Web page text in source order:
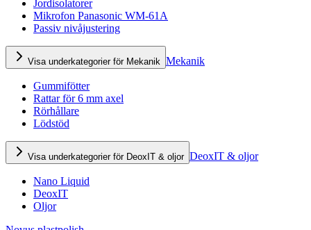
Jordisolatorer
Mikrofon Panasonic WM-61A
Passiv nivåjustering
Visa underkategorier för Mekanik Mekanik
Gummifötter
Rattar för 6 mm axel
Rörhållare
Lödstöd
Visa underkategorier för DeoxIT & oljor DeoxIT & oljor
Nano Liquid
DeoxIT
Oljor